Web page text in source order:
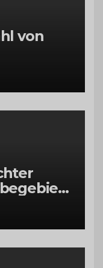
von